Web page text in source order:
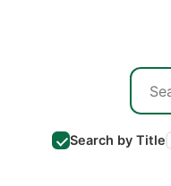
Search by Title